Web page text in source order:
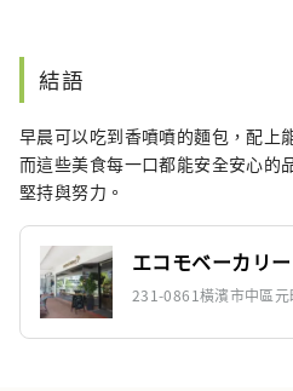
結語
早晨可以吃到香噴噴的麵包，配上
而這些美食每一口都能安全安心的
堅持與努力。
エコモベーカリー
231-0861橫濱市中區元